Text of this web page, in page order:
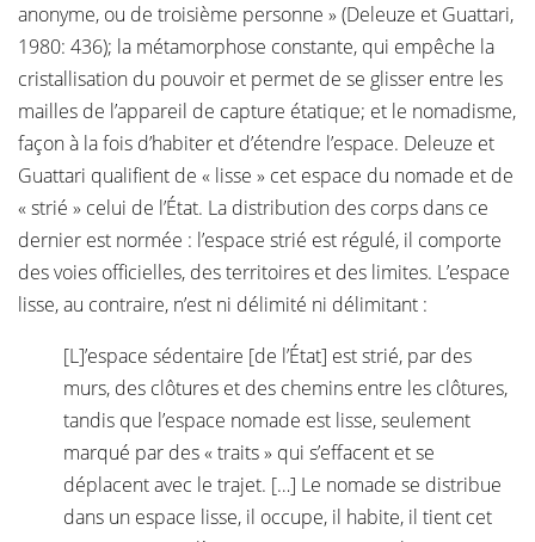
anonyme, ou de troisième personne » (Deleuze et Guattari,
1980: 436); la métamorphose constante, qui empêche la
cristallisation du pouvoir et permet de se glisser entre les
mailles de l’appareil de capture étatique; et le nomadisme,
façon à la fois d’habiter et d’étendre l’espace. Deleuze et
Guattari qualifient de « lisse » cet espace du nomade et de
« strié » celui de l’État. La distribution des corps dans ce
dernier est normée : l’espace strié est régulé, il comporte
des voies officielles, des territoires et des limites. L’espace
lisse, au contraire, n’est ni délimité ni délimitant :
[L]’espace sédentaire [de l’État] est strié, par des
murs, des clôtures et des chemins entre les clôtures,
tandis que l’espace nomade est lisse, seulement
marqué par des « traits » qui s’effacent et se
déplacent avec le trajet. […] Le nomade se distribue
dans un espace lisse, il occupe, il habite, il tient cet